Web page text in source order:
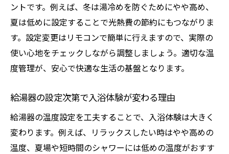
ントです。例えば、冬は湯冷めを防ぐためにやや高め、
夏は低めに設定することで光熱費の節約にもつながりま
す。設定変更はリモコンで簡単に行えますので、実際の
使い心地をチェックしながら調整しましょう。適切な温
度管理が、安心で快適な生活の基盤となります。
給湯器の設定次第で入浴体験が変わる理由
給湯器の温度設定を工夫することで、入浴体験は大きく
変わります。例えば、リラックスしたい時はやや高めの
温度、夏場や短時間のシャワーには低めの温度がおすす